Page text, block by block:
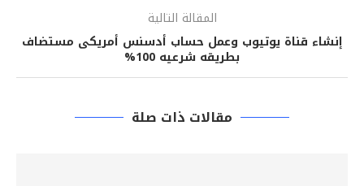
المقالة التالية
إنشاء قناة يوتيوب وعمل حساب أدسنس أمريكى مستضاف
بطريقه شرعيه 100%
مقالات ذات صلة